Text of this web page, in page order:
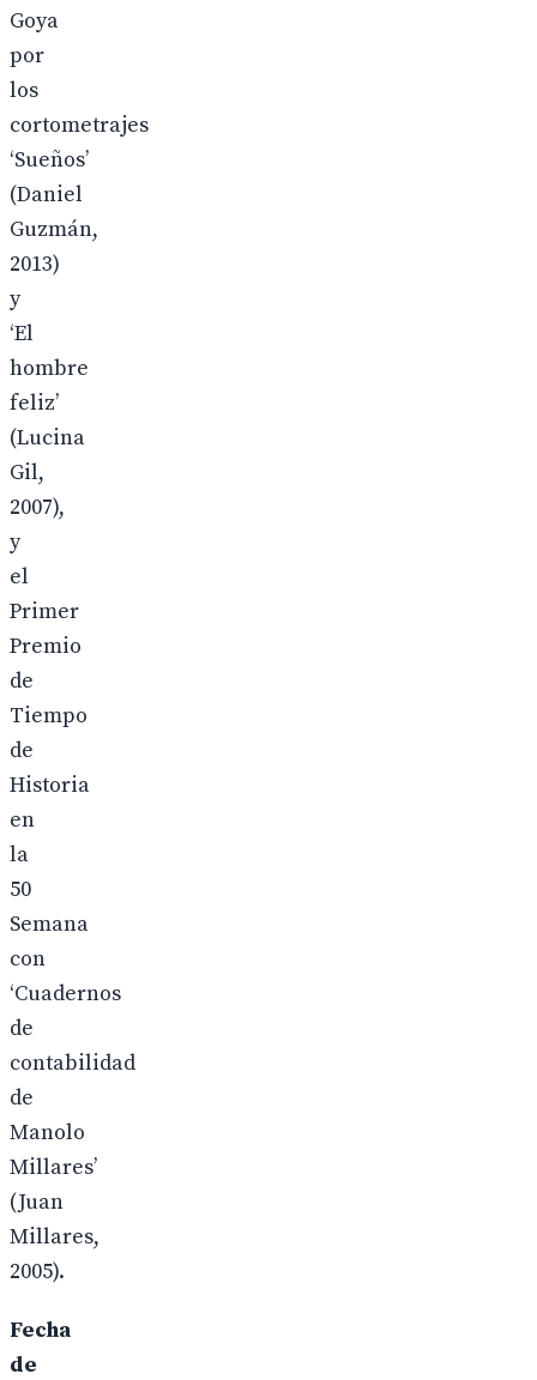
Goya
por
los
cortometrajes
‘Sueños’
(Daniel
Guzmán,
2013)
y
‘El
hombre
feliz’
(Lucina
Gil,
2007),
y
el
Primer
Premio
de
Tiempo
de
Historia
en
la
50
Semana
con
‘Cuadernos
de
contabilidad
de
Manolo
Millares’
(Juan
Millares,
2005).
Fecha
de